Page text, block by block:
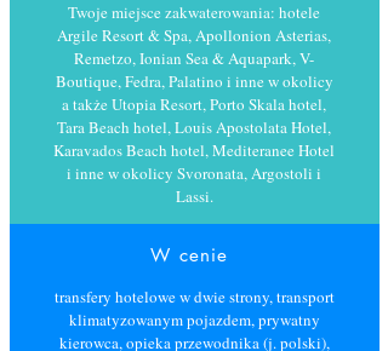
Twoje miejsce zakwaterowania: hotele
Argile Resort & Spa, Apollonion Asterias,
Remetzo, Ionian Sea & Aquapark, V-
Boutique, Fedra, Palatino i inne w okolicy
a także Utopia Resort, Porto Skala hotel,
Tara Beach hotel, Louis Apostolata Hotel,
Karavados Beach hotel, Mediteranee Hotel
i inne w okolicy Svoronata, Argostoli i
Lassi.
W cenie
transfery hotelowe w dwie strony, transport
klimatyzowanym pojazdem, prywatny
kierowca, opieka przewodnika (j. polski),